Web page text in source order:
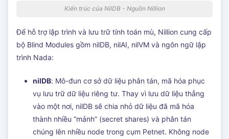
Kiến trúc của NilDB - Nguồn Nillion
Để hỗ trợ lập trình và lưu trữ tính toán mù, Nillion cung cấp
bộ Blind Modules gồm nilDB, nilAI, nilVM và ngôn ngữ lập
trình Nada:
nilDB: Mô-đun cơ sở dữ liệu phân tán, mã hóa phục
vụ lưu trữ dữ liệu riêng tư. Thay vì lưu dữ liệu thẳng
vào một nơi, nilDB sẽ chia nhỏ dữ liệu đã mã hóa
thành nhiều “mảnh” (secret shares) và phân tán
chúng lên nhiều node trong cụm Petnet. Không node